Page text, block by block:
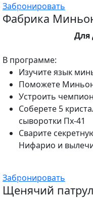
Забронировать
Фабрика
Для
В программе:
Изучите язык
Поможете
Устроить
Соберете 5
сыворотки Пх-41
Сварите
Нифарио и
Забронировать
Щенячий